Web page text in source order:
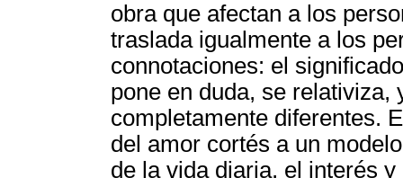
obra que afectan a los
traslada igualmente a los
connotaciones: el
pone en duda, se
completamente diferentes.
del amor cortés a un
de la vida diaria, el interés